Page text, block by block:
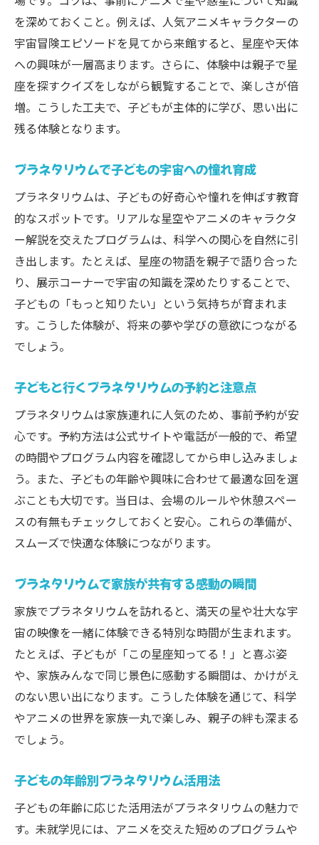
を深めておくこと。例えば、人気アニメキャラクターの
宇宙冒険エピソードを見てから来館すると、星座や天体
への興味が一層高まります。さらに、体験中は親子で星
座を探すクイズをしながら観覧することで、楽しさが倍
増。こうした工夫で、子どもが主体的に学び、思い出に
残る体験となります。
プラネタリウムで子どもの宇宙への憧れ育成
プラネタリウムは、子どもの好奇心や憧れを伸ばす教育
的なスポットです。リアルな星空やアニメのキャラクタ
ー解説を交えたプログラムは、科学への関心を自然に引
き出します。たとえば、星座の物語を親子で語り合った
り、展示コーナーで宇宙の知識を深めたりすることで、
子どもの「もっと知りたい」という気持ちが育まれま
す。こうした体験が、将来の夢や学びの意欲につながる
でしょう。
子どもと行くプラネタリウムの予約と注意点
プラネタリウムは家族連れに人気のため、事前予約が安
心です。予約方法は公式サイトや電話が一般的で、希望
の時間やプログラム内容を確認してから申し込みましょ
う。また、子どもの年齢や興味に合わせて最適な回を選
ぶことも大切です。当日は、会場のルールや休憩スペー
スの有無もチェックしておくと安心。これらの準備が、
スムーズで快適な体験につながります。
プラネタリウムで家族が共有する感動の瞬間
家族でプラネタリウムを訪れると、満天の星や壮大な宇
宙の映像を一緒に体験できる特別な時間が生まれます。
たとえば、子どもが「この星座知ってる！」と喜ぶ姿
や、家族みんなで同じ景色に感動する瞬間は、かけがえ
のない思い出になります。こうした体験を通じて、科学
やアニメの世界を家族一丸で楽しみ、親子の絆も深まる
でしょう。
子どもの年齢別プラネタリウム活用法
子どもの年齢に応じた活用法がプラネタリウムの魅力で
す。未就学児には、アニメを交えた短めのプログラムや